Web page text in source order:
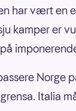
har vært en
kamper er
Norge
Italia